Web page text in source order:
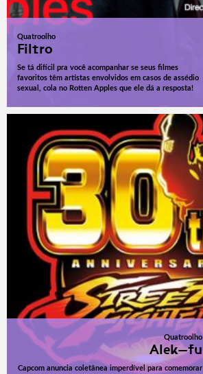
Quatroolho
Filtro
Se tá difícil pra você acompanhar se seus filmes
favoritos têm artistas envolvidos em casos de assédio
sexual, cola no Rotten Apples que ele dá a resposta!
Quatroolho
Alek-fu
Capcom anuncia coletânea imperdível para comemorar